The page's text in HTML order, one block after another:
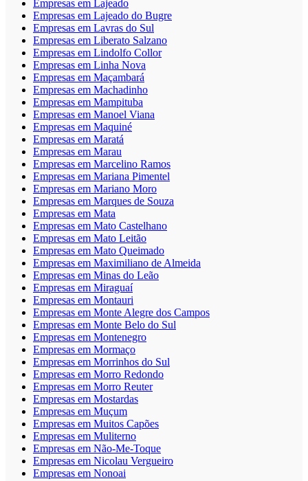
Empresas em Lajeado
Empresas em Lajeado do Bugre
Empresas em Lavras do Sul
Empresas em Liberato Salzano
Empresas em Lindolfo Collor
Empresas em Linha Nova
Empresas em Maçambará
Empresas em Machadinho
Empresas em Mampituba
Empresas em Manoel Viana
Empresas em Maquiné
Empresas em Maratá
Empresas em Marau
Empresas em Marcelino Ramos
Empresas em Mariana Pimentel
Empresas em Mariano Moro
Empresas em Marques de Souza
Empresas em Mata
Empresas em Mato Castelhano
Empresas em Mato Leitão
Empresas em Mato Queimado
Empresas em Maximiliano de Almeida
Empresas em Minas do Leão
Empresas em Miraguaí
Empresas em Montauri
Empresas em Monte Alegre dos Campos
Empresas em Monte Belo do Sul
Empresas em Montenegro
Empresas em Mormaço
Empresas em Morrinhos do Sul
Empresas em Morro Redondo
Empresas em Morro Reuter
Empresas em Mostardas
Empresas em Muçum
Empresas em Muitos Capões
Empresas em Muliterno
Empresas em Não-Me-Toque
Empresas em Nicolau Vergueiro
Empresas em Nonoai